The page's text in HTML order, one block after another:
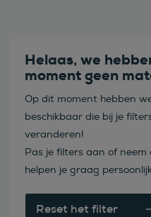
Helaas, we
moment geen
Op dit moment hebben
beschikbaar die bij je
veranderen!
Pas je filters aan of
helpen je graag
Reset het filter